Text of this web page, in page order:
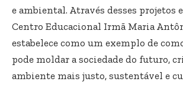
e ambiental. Através desses projetos
Centro Educacional Irmã Maria
estabelece como um exemplo de
pode moldar a sociedade do futuro,
ambiente mais justo, sustentável e